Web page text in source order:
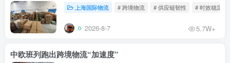
上海国际物流 # 跨境物流 # 供应链韧性 # 时效稳定
2026-8-7 5.7W+
中欧班列跑出跨境物流“加速度”